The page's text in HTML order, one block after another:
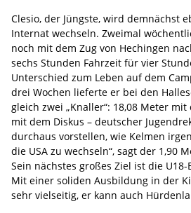
Clesio, der Jüngste, wird demnächst
Internat wechseln. Zweimal
noch mit dem Zug von Hechingen
sechs Stunden Fahrzeit für vier
Unterschied zum Leben auf dem
drei Wochen lieferte er bei den
gleich zwei „Knaller“: 18,08 Meter
mit dem Diskus – deutscher
durchaus vorstellen, wie Kelmen
die USA zu wechseln“, sagt der 1,90
Sein nächstes großes Ziel ist die
Mit einer soliden Ausbildung in der
sehr vielseitig, er kann auch